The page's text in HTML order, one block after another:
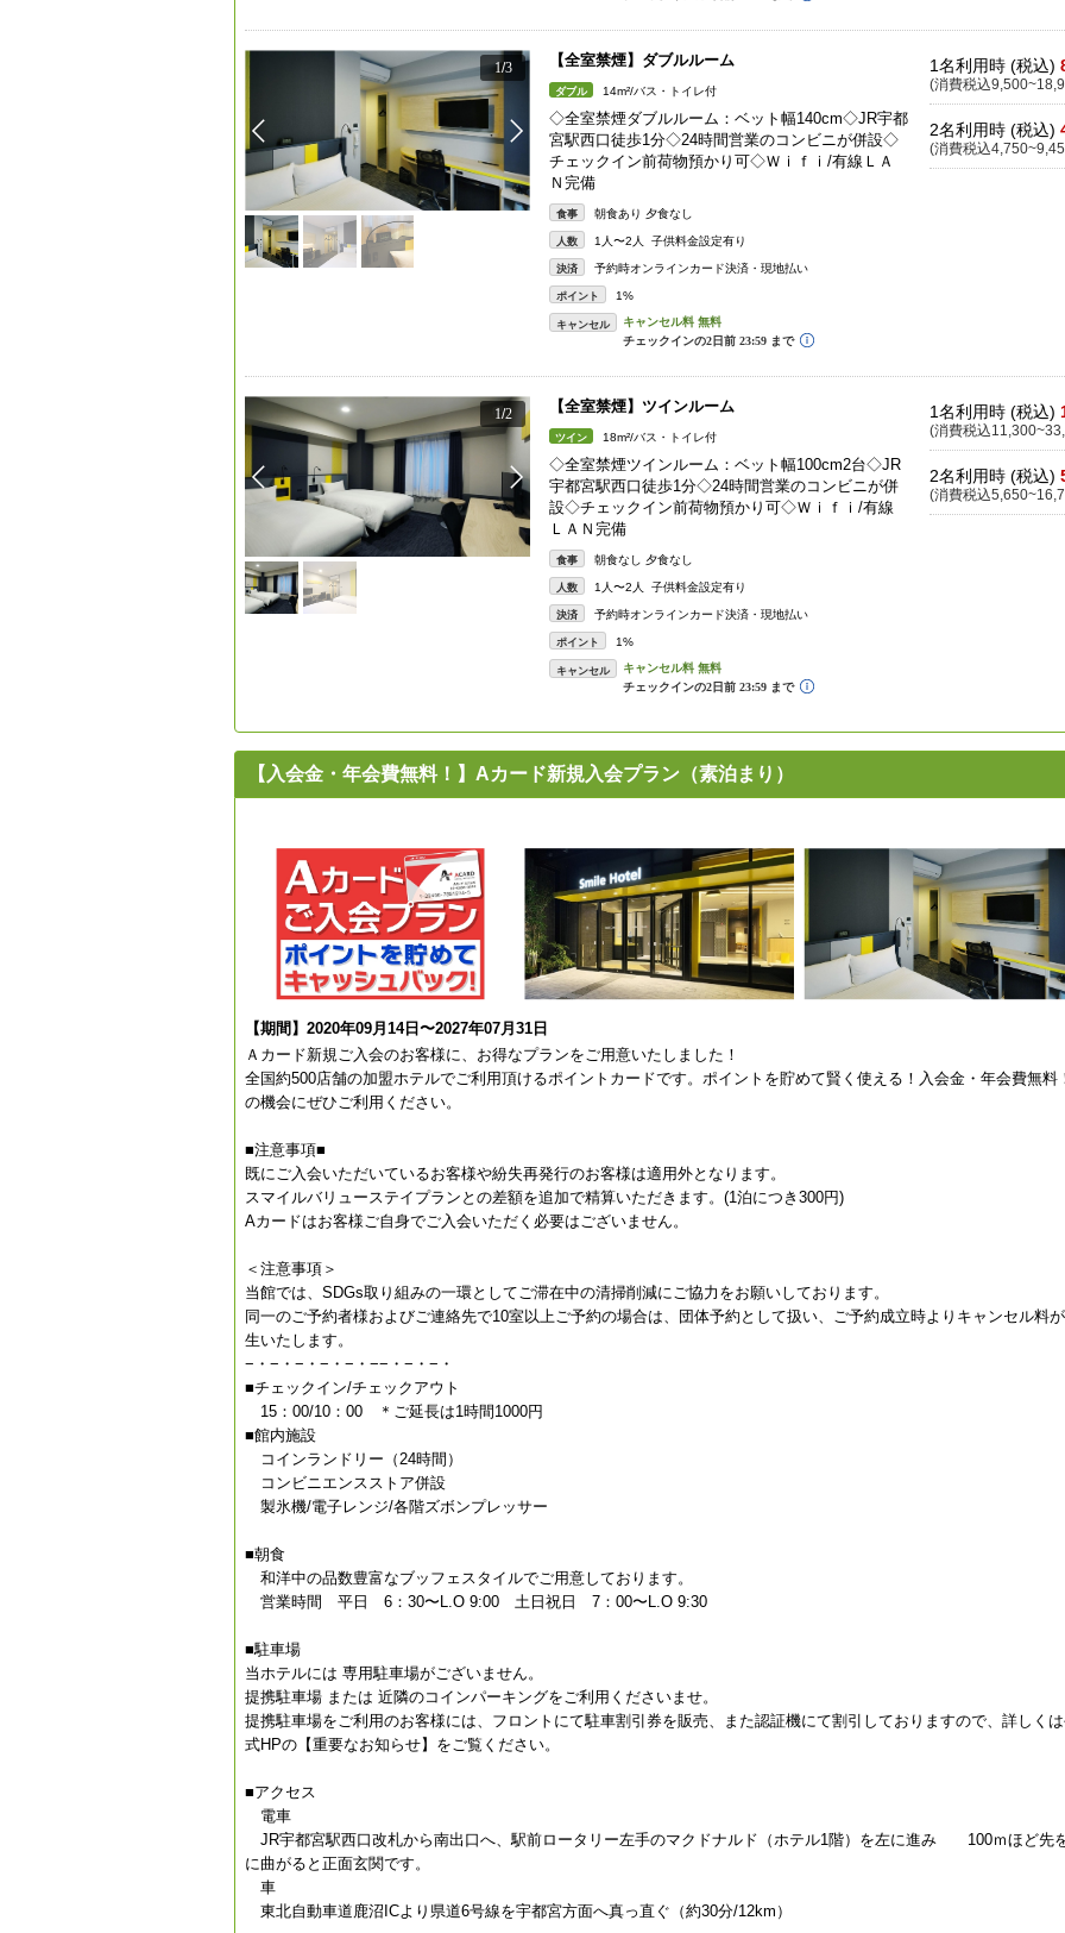
1/3 【全室禁煙】ダブルルーム
ダブル 14m²/バス・トイレ付
◇全室禁煙ダブルルーム：ベット幅140cm◇JR宇都
宮駅西口徒歩1分◇24時間営業のコンビニが併設◇
チェックイン前荷物預かり可◇Ｗｉｆｉ/有線ＬＡ
Ｎ完備
食事 朝食あり 夕食なし
人数 1人〜2人 子供料金設定有り
決済 予約時オンラインカード決済・現地払い
ポイント 1%
キャンセル
1名利用時 (税込)
(消費税込
2名利用時 (税込)
(消費税込
1/2 【全室禁煙】ツインルーム
ツイン 18m²/バス・トイレ付
◇全室禁煙ツインルーム：ベット幅100cm2台◇JR
宇都宮駅西口徒歩1分◇24時間営業のコンビニが併
設◇チェックイン前荷物預かり可◇Ｗｉｆｉ/有線
ＬＡＮ完備
食事 朝食なし 夕食なし
人数 1人〜2人 子供料金設定有り
決済 予約時オンラインカード決済・現地払い
ポイント 1%
キャンセル
1名利用時 (税込)
(消費税込
2名利用時 (税込)
(消費税込
【入会金・年会費無料！】Aカード新規入会プラン（素泊まり）
【期間】2020年09月14日〜2027年07月31日
Ａカード新規ご入会のお客様に、お得なプランをご用意いたしました！
全国約500店舗の加盟ホテルでご利用頂けるポイントカードです。ポイントを貯めて賢く使える！入会金・年会費無料
の機会にぜひご利用ください。
■注意事項■
既にご入会いただいているお客様や紛失再発行のお客様は適用外となります。
スマイルバリューステイプランとの差額を追加で精算いただきます。(1泊につき300円)
Aカードはお客様ご自身でご入会いただく必要はございません。
＜注意事項＞
当館では、SDGs取り組みの一環としてご滞在中の清掃削減にご協力をお願いしております。
同一のご予約者様およびご連絡先で10室以上ご予約の場合は、団体予約として扱い、ご予約成立時よりキャンセル料
生いたします。
−・−・−・−・−・−−・−・−・
■チェックイン/チェックアウト
15：00/10：00 ＊ご延長は1時間1000円
■館内施設
コインランドリー（24時間）
コンビニエンスストア併設
製氷機/電子レンジ/各階ズボンプレッサー
■朝食
和洋中の品数豊富なブッフェスタイルでご用意しております。
営業時間 平日 6：30〜L.O 9:00 土日祝日 7：00〜L.O 9:30
■駐車場
当ホテルには 専用駐車場がございません。
提携駐車場 または 近隣のコインパーキングをご利用くださいませ。
提携駐車場をご利用のお客様には、フロントにて駐車割引券を販売、また認証機にて割引しておりますので、詳しく
式HPの【重要なお知らせ】をご覧ください。
■アクセス
電車
JR宇都宮駅西口改札から南出口へ、駅前ロータリー左手のマクドナルド（ホテル1階）を左に進み 100ｍほど先
に曲がると正面玄関です。
車
東北自動車道鹿沼ICより県道6号線を宇都宮方面へ真っ直ぐ（約30分/12km）